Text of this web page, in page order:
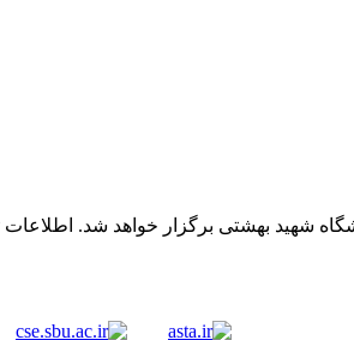
شهید بهشتی برگزار خواهد شد.